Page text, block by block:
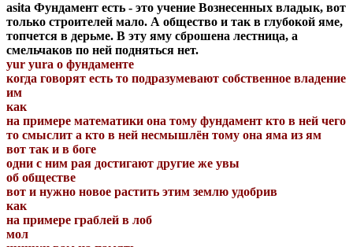
asita Фундамент есть - это учение Вознесенных владык, вот
только строителей мало. А общество и так в глубокой яме,
топчется в дерьме. В эту яму сброшена лестница, а
смельчаков по ней подняться нет.
yur yura о фундаменте
когда говорят есть то подразумевают собственное владение
им
как
на примере математики она тому фундамент кто в ней чего
то смыслит а кто в ней несмышлён тому она яма из ям
вот так и в боге
одни с ним рая достигают другие же увы
об обществе
вот и нужно новое растить этим землю удобрив
как
на примере граблей в лоб
мол